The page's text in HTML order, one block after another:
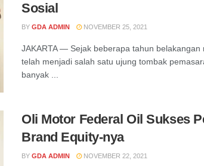
Sosial
BY GDA ADMIN NOVEMBER 25, 2021
JAKARTA — Sejak beberapa tahun belakangan
telah menjadi salah satu ujung tombak
banyak ...
Oli Motor Federal Oil Sukses
Brand Equity-nya
BY GDA ADMIN NOVEMBER 22, 2021